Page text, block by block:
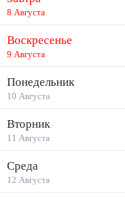
8 Августа
Воскресенье
9 Августа
Понедельник
10 Августа
Вторник
11 Августа
Среда
12 Августа